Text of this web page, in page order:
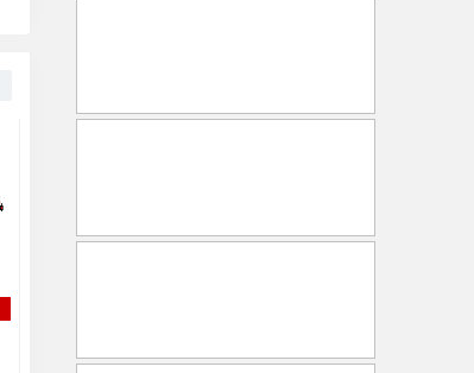
facilités de paiement et au